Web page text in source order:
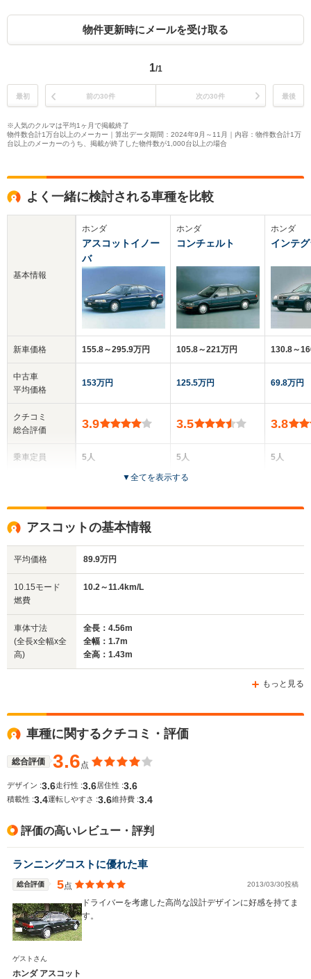
物件更新時にメールを受け取る
1/1
最初 前の30件 次の30件 最後
※人気のクルマは平均1ヶ月で掲載終了
物件数合計1万台以上のメーカー｜算出データ期間：2024年9月～11月｜内容：物件数合計1万
台以上のメーカーのうち、掲載が終了した物件数が1,000台以上の場合
よく一緒に検討される車種を比較
基本情報
新車価格
中古車
平均価格
クチコミ
総合評価
乗車定員
サイズ
(全長x全幅x全高)
WLTCモード
燃費
ホンダ
アスコットイノー
バ
155.8～295.9万円
153万円
3.9
5人
全高
1.38m
全幅
1.7m～1.72m
ホンダ
コンチェルト
105.8～221万円
125.5万円
3.5
5人
4ドア
ホンダ
インテ
130.8～
69.8万円
3.8
5人
▼全てを表示する
アスコットの基本情報
平均価格 89.9万円
10.15モード
燃費
10.2～11.4km/L
車体寸法
(全長x全幅x全
高)
全長：4.56m
全幅：1.7m
全高：1.43m
もっと見る
車種に関するクチコミ・評価
総合評価 3.6点
デザイン :3.6走行性 :3.6 居住性 :3.6
積載性 :3.4運転しやすさ :3.6維持費 :3.4
評価の高いレビュー・評判
ランニングコストに優れた車
総合評価 5点 2013/03/30投稿
ドライバーを考慮した高尚な設計デザインに好感を持てま
す。
ゲストさん
ホンダ アスコット